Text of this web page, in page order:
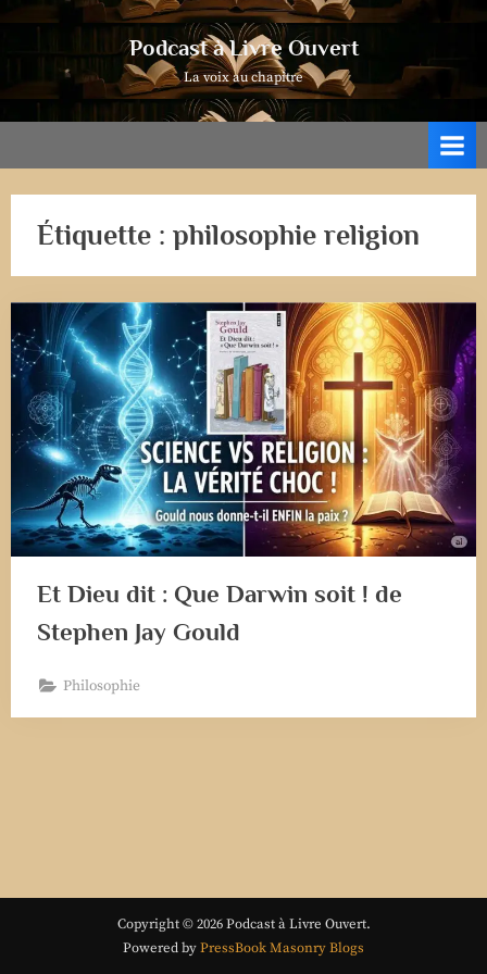
Podcast à Livre Ouvert
La voix au chapitre
Étiquette : philosophie religion
Et Dieu dit : Que Darwin soit ! de
Stephen Jay Gould
Philosophie
Copyright © 2026 Podcast à Livre Ouvert.
Powered byPressBook Masonry Blogs